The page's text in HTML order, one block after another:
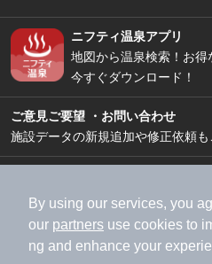
By using our services, you
our partners use cookies to
ng and enhance your
ニフティ温泉アプリ
地図から温泉検索！お得
今すぐダウンロード！
ご意見ご要望 ・お問い合わせ
施設データの新規追加や修正依頼も
加盟店募集（資料請求）
利用規約
ライフスタ
特定商取引法に基づく表